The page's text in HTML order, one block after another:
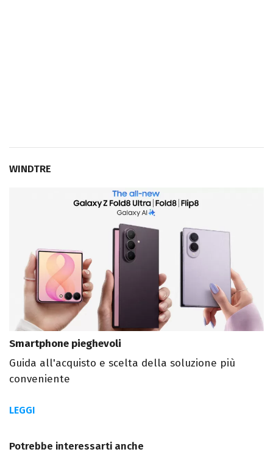
WINDTRE
Smartphone pieghevoli
Guida all'acquisto e scelta della soluzione più
conveniente
LEGGI
Potrebbe interessarti anche